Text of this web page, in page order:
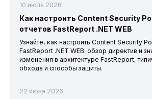
10 июля 2026
Как настроить Content Security
отчетов FastReport .NET WEB
Узнайте, как настроить Content Security
FastReport .NET WEB: обзор директив и
изменения в архитектуре FastReport,
обхода и способы защиты.
22 июня 2026